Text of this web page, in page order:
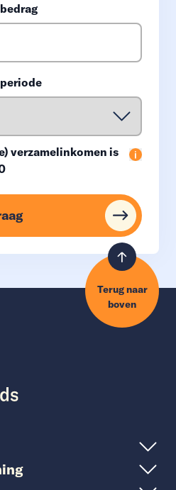
verzamelinkomen is
Terug naar
boven